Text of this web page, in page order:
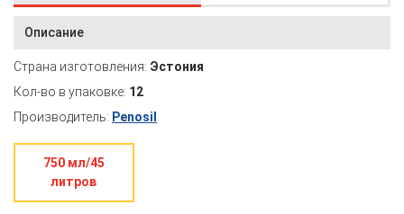
Описание
Страна изготовления: Эстония
Кол-во в упаковке: 12
Производитель: Penosil
750 мл/45
литров